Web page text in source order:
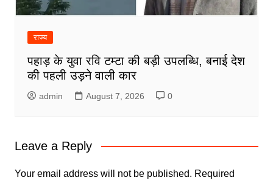
राज्य
पहाड़ के युवा रवि टम्टा की बड़ी उपलब्धि, बनाई देश
की पहली उड़ने वाली कार
admin August 7, 2026 0
Leave a Reply
Your email address will not be published. Required